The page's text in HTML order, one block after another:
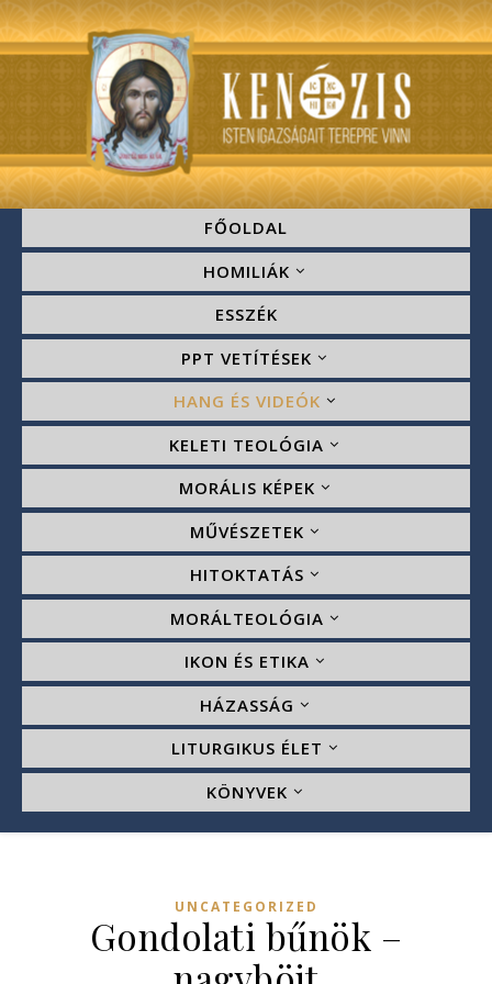
FŐOLDAL
HOMILIÁK
ESSZÉK
PPT VETÍTÉSEK
HANG ÉS VIDEÓK
KELETI TEOLÓGIA
MORÁLIS KÉPEK
MŰVÉSZETEK
HITOKTATÁS
MORÁLTEOLÓGIA
IKON ÉS ETIKA
HÁZASSÁG
LITURGIKUS ÉLET
KÖNYVEK
UNCATEGORIZED
Gondolati bűnök –